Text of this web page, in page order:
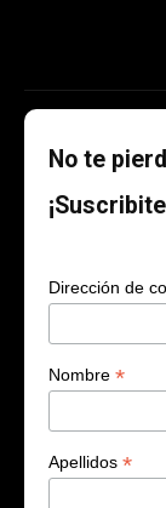
No te
Dirección de
Nombre *
Apellidos *